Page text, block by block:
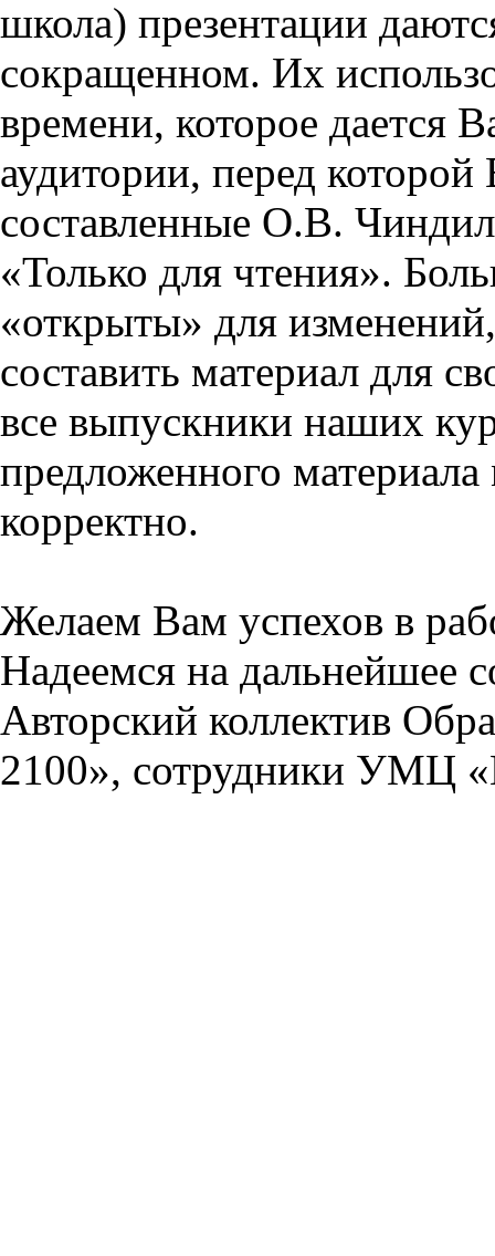
школа) презентации
сокращенном. Их
времени, которое дается
аудитории, перед
составленные О.В.
«Только для чтения».
«открыты» для
составить материал для
все выпускники наших
предложенного
корректно.
Желаем Вам успехов в
Надеемся на дальнейшее
Авторский коллектив
2100», сотрудники УМЦ